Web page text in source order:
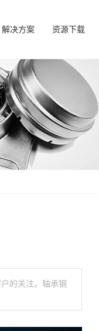
解决方案 资源下载
的关注。轴承钢